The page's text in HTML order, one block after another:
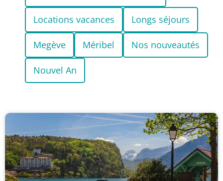
Locations vacances Longs séjours
Megève Méribel Nos nouveautés
Nouvel An